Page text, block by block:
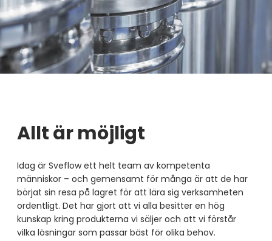
Allt är möjligt
Idag är Sveflow ett helt team av kompetenta
människor – och gemensamt för många är att de har
börjat sin resa på lagret för att lära sig verksamheten
ordentligt. Det har gjort att vi alla besitter en hög
kunskap kring produkterna vi säljer och att vi förstår
vilka lösningar som passar bäst för olika behov.